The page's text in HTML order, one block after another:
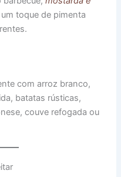
toque de pimenta
com arroz branco,
batatas rústicas,
couve refogada ou